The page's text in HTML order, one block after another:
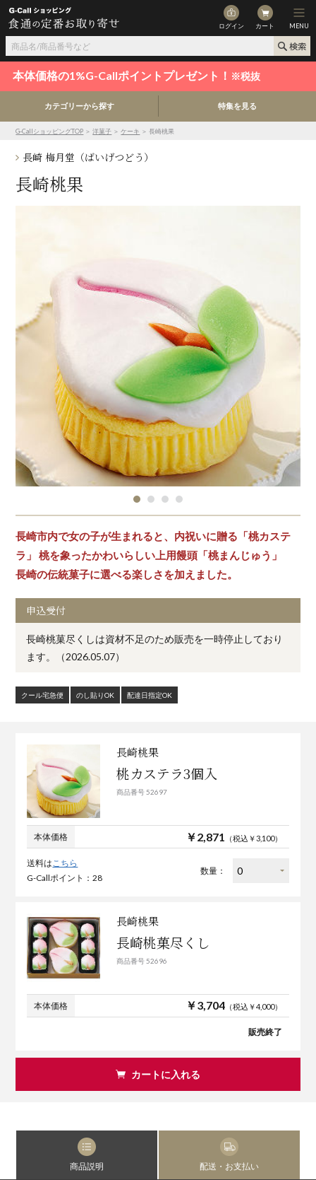
ログイン カート MENU
本体価格の1%G-Callポイントプレゼント！ ※税抜
カテゴリーから探す 特集を見る
G-CallショッピングTOP ＞洋菓子 ＞ケーキ ＞ 長崎桃果
長崎 梅月堂（ばいげつどう）
長崎桃果
長崎市内で女の子が生まれると、内祝いに贈る「桃カステ
ラ」 桃を象ったかわいらしい上用饅頭「桃まんじゅう」
長崎の伝統菓子に選べる楽しさを加えました。
申込受付
長崎桃菓尽くしは資材不足のため販売を一時停止しており
ます。（2026.05.07）
クール宅急便 のし貼りOK 配達日指定OK
長崎桃果
桃カステラ3個入
商品番号 52697
本体価格 ￥2,871 （税込￥3,100）
送料はこちら
G-Callポイント：28
数量：
長崎桃果
長崎桃菓尽くし
商品番号 52696
本体価格 ￥3,704（税込￥4,000）
販売終了
カートに入れる
商品説明 配送・お支払い